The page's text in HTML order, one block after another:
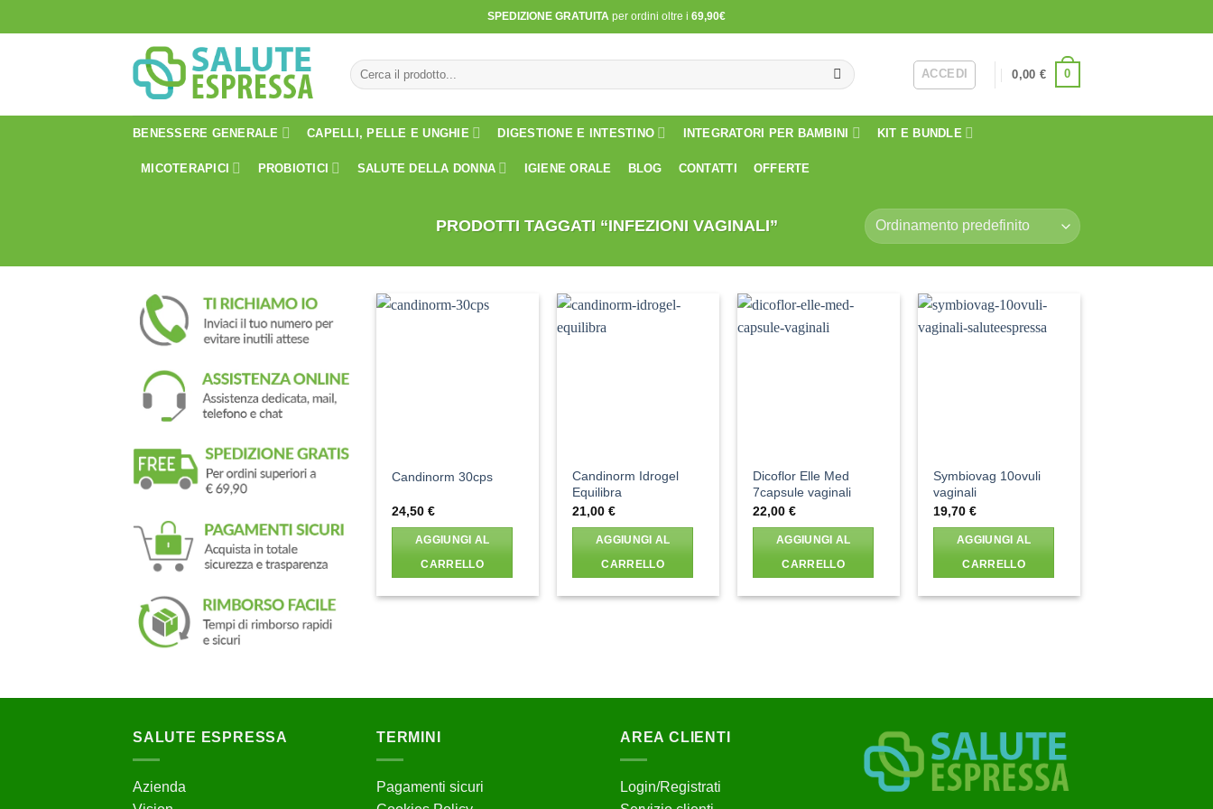
ai
SPEDIZIONE GRATUITA per ordini oltre i 69,90€
Cerca: ACCEDI 0,00 € 0
BENESSERE GENERALE CAPELLI, PELLE E UNGHIE DIGESTIONE E INTESTINO INTEGRATORI PER BAMBINI KIT E BUNDLE
MICOTERAPICI PROBIOTICI SALUTE DELLA DONNA IGIENE ORALE BLOG CONTATTI OFFERTE
PRODOTTI TAGGATI “INFEZIONI VAGINALI”
Candinorm 30cps
24,50€
AGGIUNGI AL
CARRELLO
Candinorm Idrogel
Equilibra
21,00€
AGGIUNGI AL
CARRELLO
Dicoflor Elle Med
7capsule vaginali
22,00€
AGGIUNGI AL
CARRELLO
Symbiovag 10ovuli
vaginali
19,70€
AGGIUNGI AL
CARRELLO
SALUTE ESPRESSA
Azienda
TERMINI
Pagamenti sicuri
AREA CLIENTI
Login/Registrati